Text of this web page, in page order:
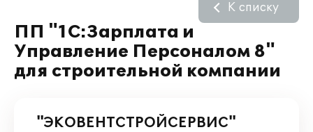
ПП "1С:Зарплата и
Управление Персоналом 8"
для строительной компании
К списку
"ЭКОВЕНТСТРОЙСЕРВИС"